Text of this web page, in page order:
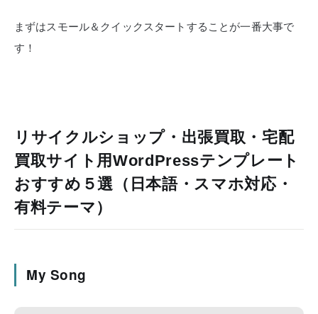
まずはスモール＆クイックスタートすることが一番大事で
す！
リサイクルショップ・出張買取・宅配
買取サイト用WordPressテンプレート
おすすめ５選（日本語・スマホ対応・
有料テーマ）
My Song